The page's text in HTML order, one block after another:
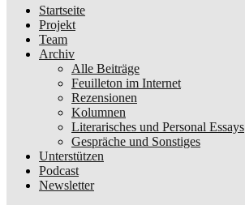
Startseite
Projekt
Team
Archiv
Alle Beiträge
Feuilleton im Internet
Rezensionen
Kolumnen
Literarisches und Personal Essays
Gespräche und Sonstiges
Unterstützen
Podcast
Newsletter